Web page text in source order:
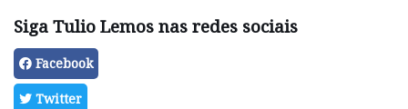
Siga Tulio Lemos nas redes sociais
Facebook
Twitter